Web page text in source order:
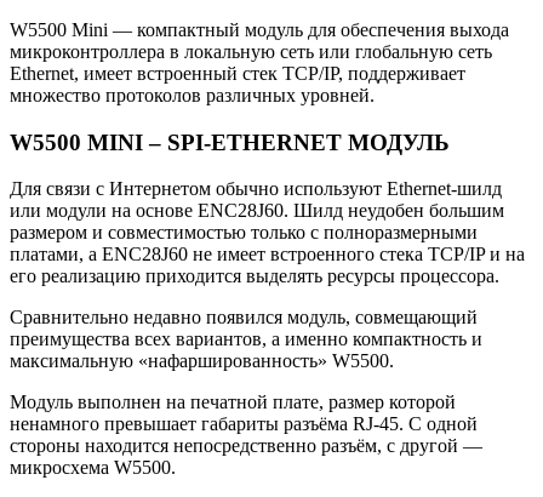
W5500 Mini — компактный модуль для обеспечения выхода
микроконтроллера в локальную сеть или глобальную сеть
Ethernet, имеет встроенный стек TCP/IP, поддерживает
множество протоколов различных уровней.
W5500 MINI – SPI-ETHERNET МОДУЛЬ
Для связи с Интернетом обычно используют Ethernet-шилд
или модули на основе ENC28J60. Шилд неудобен большим
размером и совместимостью только с полноразмерными
платами, а ENC28J60 не имеет встроенного стека TCP/IP и на
его реализацию приходится выделять ресурсы процессора.
Сравнительно недавно появился модуль, совмещающий
преимущества всех вариантов, а именно компактность и
максимальную «нафаршированность» W5500.
Модуль выполнен на печатной плате, размер которой
ненамного превышает габариты разъёма RJ-45. С одной
стороны находится непосредственно разъём, с другой —
микросхема W5500.